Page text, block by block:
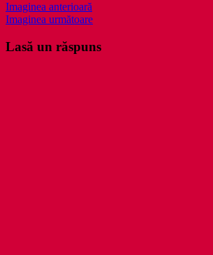
Imaginea anterioară
Imaginea următoare
Lasă un răspuns